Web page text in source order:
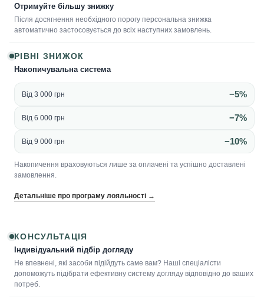
Отримуйте більшу знижку
Після досягнення необхідного порогу персональна знижка
автоматично застосовується до всіх наступних замовлень.
РІВНІ ЗНИЖОК
Накопичувальна система
Від 3 000 грн −5%
Від 6 000 грн −7%
Від 9 000 грн −10%
Накопичення враховуються лише за оплачені та успішно доставлені
замовлення.
Детальніше про програму лояльності →
КОНСУЛЬТАЦІЯ
Індивідуальний підбір догляду
Не впевнені, які засоби підійдуть саме вам? Наші спеціалісти
допоможуть підібрати ефективну систему догляду відповідно до ваших
потреб.